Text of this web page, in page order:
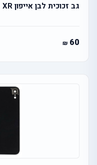
גב זכוכית לבן אייפון XR
60